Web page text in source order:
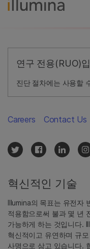
연구 전용(RUO)
진단 절차에는 사용할
혁신적인 기술
Illumina의 목표는 유전자
적용함으로써 불과 몇 년
가능하게 하는 것입니다.
혁신적이고 유연하며 규
사명으로 삼고 있습니다.
Careers Contact Us